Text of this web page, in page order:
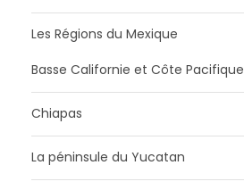
Les Régions du Mexique
Basse Californie et Côte Pacifique
Chiapas
La péninsule du Yucatan